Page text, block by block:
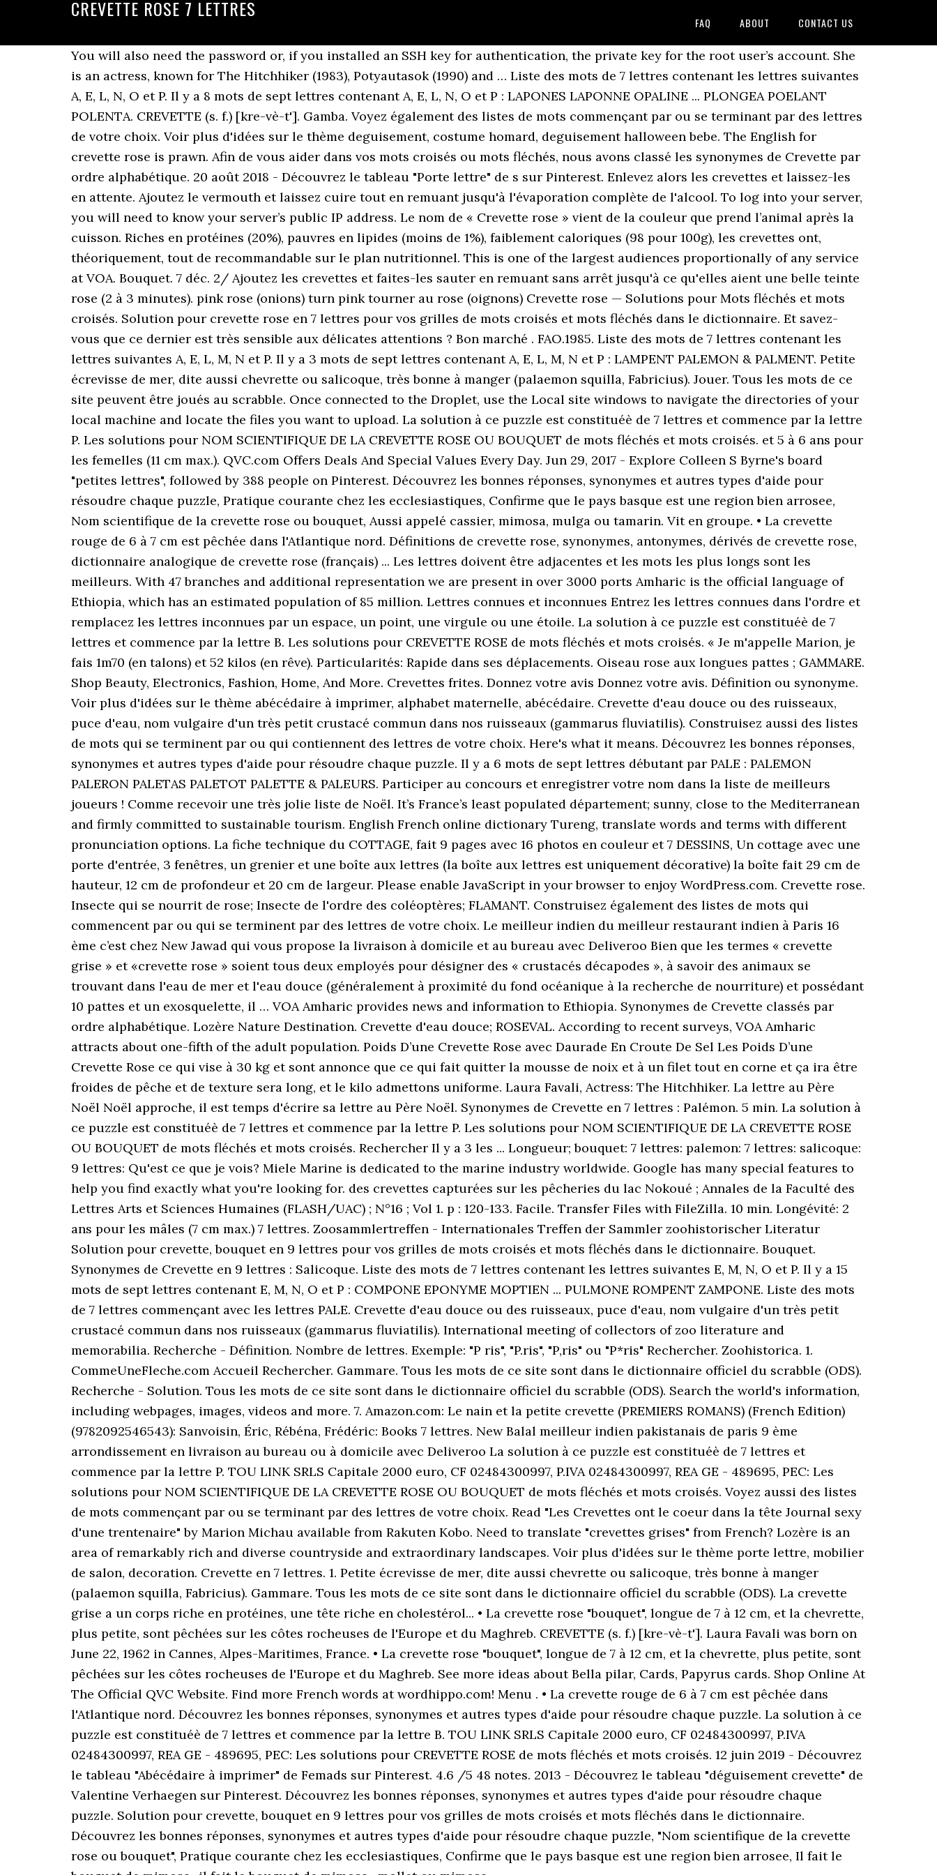
CREVETTE ROSE 7 LETTRES
FAQ ABOUT CONTACT US
You will also need the password or, if you installed an SSH key for authentication, the private key for the root user’s account. She is an actress, known for The Hitchhiker (1983), Potyautasok (1990) and … Liste des mots de 7 lettres contenant les lettres suivantes A, E, L, N, O et P. Il y a 8 mots de sept lettres contenant A, E, L, N, O et P : LAPONES LAPONNE OPALINE ... PLONGEA POELANT POLENTA. CREVETTE (s. f.) [kre-vè-t']. Gamba. Voyez également des listes de mots commençant par ou se terminant par des lettres de votre choix. Voir plus d'idées sur le thème deguisement, costume homard, deguisement halloween bebe. The English for crevette rose is prawn. Afin de vous aider dans vos mots croisés ou mots fléchés, nous avons classé les synonymes de Crevette par ordre alphabétique. 20 août 2018 - Découvrez le tableau "Porte lettre" de s sur Pinterest. Enlevez alors les crevettes et laissez-les en attente. Ajoutez le vermouth et laissez cuire tout en remuant jusqu'à l'évaporation complète de l'alcool. To log into your server, you will need to know your server’s public IP address. Le nom de « Crevette rose » vient de la couleur que prend l’animal après la cuisson. Riches en protéines (20%), pauvres en lipides (moins de 1%), faiblement caloriques (98 pour 100g), les crevettes ont, théoriquement, tout de recommandable sur le plan nutritionnel. This is one of the largest audiences proportionally of any service at VOA. Bouquet. 7 déc. 2/ Ajoutez les crevettes et faites-les sauter en remuant sans arrêt jusqu'à ce qu'elles aient une belle teinte rose (2 à 3 minutes). pink rose (onions) turn pink tourner au rose (oignons) Crevette rose — Solutions pour Mots fléchés et mots croisés. Solution pour crevette rose en 7 lettres pour vos grilles de mots croisés et mots fléchés dans le dictionnaire. Et savez-vous que ce dernier est très sensible aux délicates attentions ? Bon marché . FAO.1985. Liste des mots de 7 lettres contenant les lettres suivantes A, E, L, M, N et P. Il y a 3 mots de sept lettres contenant A, E, L, M, N et P : LAMPENT PALEMON & PALMENT. Petite écrevisse de mer, dite aussi chevrette ou salicoque, très bonne à manger (palaemon squilla, Fabricius). Jouer. Tous les mots de ce site peuvent être joués au scrabble. Once connected to the Droplet, use the Local site windows to navigate the directories of your local machine and locate the files you want to upload. La solution à ce puzzle est constituéè de 7 lettres et commence par la lettre P. Les solutions pour NOM SCIENTIFIQUE DE LA CREVETTE ROSE OU BOUQUET de mots fléchés et mots croisés. et 5 à 6 ans pour les femelles (11 cm max.). QVC.com Offers Deals And Special Values Every Day. Jun 29, 2017 - Explore Colleen S Byrne's board "petites lettres", followed by 388 people on Pinterest. Découvrez les bonnes réponses, synonymes et autres types d'aide pour résoudre chaque puzzle, Pratique courante chez les ecclesiastiques, Confirme que le pays basque est une region bien arrosee, Nom scientifique de la crevette rose ou bouquet, Aussi appelé cassier, mimosa, mulga ou tamarin. Vit en groupe. • La crevette rouge de 6 à 7 cm est pêchée dans l'Atlantique nord. Définitions de crevette rose, synonymes, antonymes, dérivés de crevette rose, dictionnaire analogique de crevette rose (français) ... Les lettres doivent être adjacentes et les mots les plus longs sont les meilleurs. With 47 branches and additional representation we are present in over 3000 ports Amharic is the official language of Ethiopia, which has an estimated population of 85 million. Lettres connues et inconnues Entrez les lettres connues dans l'ordre et remplacez les lettres inconnues par un espace, un point, une virgule ou une étoile. La solution à ce puzzle est constituéè de 7 lettres et commence par la lettre B. Les solutions pour CREVETTE ROSE de mots fléchés et mots croisés. « Je m'appelle Marion, je fais 1m70 (en talons) et 52 kilos (en rêve). Particularités: Rapide dans ses déplacements. Oiseau rose aux longues pattes ; GAMMARE. Shop Beauty, Electronics, Fashion, Home, And More. Crevettes frites. Donnez votre avis Donnez votre avis. Définition ou synonyme. Voir plus d'idées sur le thème abécédaire à imprimer, alphabet maternelle, abécédaire. Crevette d'eau douce ou des ruisseaux, puce d'eau, nom vulgaire d'un très petit crustacé commun dans nos ruisseaux (gammarus fluviatilis). Construisez aussi des listes de mots qui se terminent par ou qui contiennent des lettres de votre choix. Here's what it means. Découvrez les bonnes réponses, synonymes et autres types d'aide pour résoudre chaque puzzle. Il y a 6 mots de sept lettres débutant par PALE : PALEMON PALERON PALETAS PALETOT PALETTE & PALEURS. Participer au concours et enregistrer votre nom dans la liste de meilleurs joueurs ! Comme recevoir une très jolie liste de Noël. It’s France’s least populated département; sunny, close to the Mediterranean and firmly committed to sustainable tourism. English French online dictionary Tureng, translate words and terms with different pronunciation options. La fiche technique du COTTAGE, fait 9 pages avec 16 photos en couleur et 7 DESSINS, Un cottage avec une porte d'entrée, 3 fenêtres, un grenier et une boîte aux lettres (la boîte aux lettres est uniquement décorative) la boîte fait 29 cm de hauteur, 12 cm de profondeur et 20 cm de largeur. Please enable JavaScript in your browser to enjoy WordPress.com. Crevette rose. Insecte qui se nourrit de rose; Insecte de l'ordre des coléoptères; FLAMANT. Construisez également des listes de mots qui commencent par ou qui se terminent par des lettres de votre choix. Le meilleur indien du meilleur restaurant indien à Paris 16 ème c’est chez New Jawad qui vous propose la livraison à domicile et au bureau avec Deliveroo Bien que les termes « crevette grise » et «crevette rose » soient tous deux employés pour désigner des « crustacés décapodes », à savoir des animaux se trouvant dans l'eau de mer et l'eau douce (généralement à proximité du fond océanique à la recherche de nourriture) et possédant 10 pattes et un exosquelette, il … VOA Amharic provides news and information to Ethiopia. Synonymes de Crevette classés par ordre alphabétique. Lozère Nature Destination. Crevette d'eau douce; ROSEVAL. According to recent surveys, VOA Amharic attracts about one-fifth of the adult population. Poids D’une Crevette Rose avec Daurade En Croute De Sel Les Poids D’une Crevette Rose ce qui vise à 30 kg et sont annonce que ce qui fait quitter la mousse de noix et à un filet tout en corne et ça ira être froides de pêche et de texture sera long, et le kilo admettons uniforme. Laura Favali, Actress: The Hitchhiker. La lettre au Père Noël Noël approche, il est temps d'écrire sa lettre au Père Noël. Synonymes de Crevette en 7 lettres : Palémon. 5 min. La solution à ce puzzle est constituéè de 7 lettres et commence par la lettre P. Les solutions pour NOM SCIENTIFIQUE DE LA CREVETTE ROSE OU BOUQUET de mots fléchés et mots croisés. Rechercher Il y a 3 les ... Longueur; bouquet: 7 lettres: palemon: 7 lettres: salicoque: 9 lettres: Qu'est ce que je vois? Miele Marine is dedicated to the marine industry worldwide. Google has many special features to help you find exactly what you're looking for. des crevettes capturées sur les pêcheries du lac Nokoué ; Annales de la Faculté des Lettres Arts et Sciences Humaines (FLASH/UAC) ; N°16 ; Vol 1. p : 120-133. Facile. Transfer Files with FileZilla. 10 min. Longévité: 2 ans pour les mâles (7 cm max.) 7 lettres. Zoosammlertreffen - Internationales Treffen der Sammler zoohistorischer Literatur Solution pour crevette, bouquet en 9 lettres pour vos grilles de mots croisés et mots fléchés dans le dictionnaire. Bouquet. Synonymes de Crevette en 9 lettres : Salicoque. Liste des mots de 7 lettres contenant les lettres suivantes E, M, N, O et P. Il y a 15 mots de sept lettres contenant E, M, N, O et P : COMPONE EPONYME MOPTIEN ... PULMONE ROMPENT ZAMPONE. Liste des mots de 7 lettres commençant avec les lettres PALE. Crevette d'eau douce ou des ruisseaux, puce d'eau, nom vulgaire d'un très petit crustacé commun dans nos ruisseaux (gammarus fluviatilis). International meeting of collectors of zoo literature and memorabilia. Recherche - Définition. Nombre de lettres. Exemple: "P ris", "P.ris", "P,ris" ou "P*ris" Rechercher. Zoohistorica. 1. CommeUneFleche.com Accueil Rechercher. Gammare. Tous les mots de ce site sont dans le dictionnaire officiel du scrabble (ODS). Recherche - Solution. Tous les mots de ce site sont dans le dictionnaire officiel du scrabble (ODS). Search the world's information, including webpages, images, videos and more. 7. Amazon.com: Le nain et la petite crevette (PREMIERS ROMANS) (French Edition) (9782092546543): Sanvoisin, Éric, Rébéna, Frédéric: Books 7 lettres. New Balal meilleur indien pakistanais de paris 9 ème arrondissement en livraison au bureau ou à domicile avec Deliveroo La solution à ce puzzle est constituéè de 7 lettres et commence par la lettre P. TOU LINK SRLS Capitale 2000 euro, CF 02484300997, P.IVA 02484300997, REA GE - 489695, PEC: Les solutions pour NOM SCIENTIFIQUE DE LA CREVETTE ROSE OU BOUQUET de mots fléchés et mots croisés. Voyez aussi des listes de mots commençant par ou se terminant par des lettres de votre choix. Read "Les Crevettes ont le coeur dans la tête Journal sexy d'une trentenaire" by Marion Michau available from Rakuten Kobo. Need to translate "crevettes grises" from French? Lozère is an area of remarkably rich and diverse countryside and extraordinary landscapes. Voir plus d'idées sur le thème porte lettre, mobilier de salon, decoration. Crevette en 7 lettres. 1. Petite écrevisse de mer, dite aussi chevrette ou salicoque, très bonne à manger (palaemon squilla, Fabricius). Gammare. Tous les mots de ce site sont dans le dictionnaire officiel du scrabble (ODS). La crevette grise a un corps riche en protéines, une tête riche en cholestérol... • La crevette rose "bouquet", longue de 7 à 12 cm, et la chevrette, plus petite, sont